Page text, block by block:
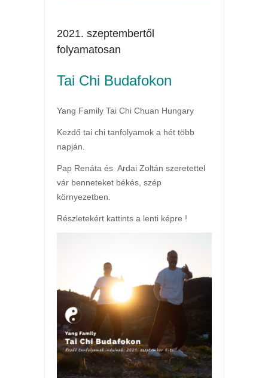
2021. szeptembertől
folyamatosan
Tai Chi Budafokon
Yang Family Tai Chi Chuan Hungary
Kezdő tai chi tanfolyamok a hét több
napján.
Pap Renáta és Ardai Zoltán szeretettel
vár benneteket békés, szép
környezetben.
Részletekért kattints a lenti képre !